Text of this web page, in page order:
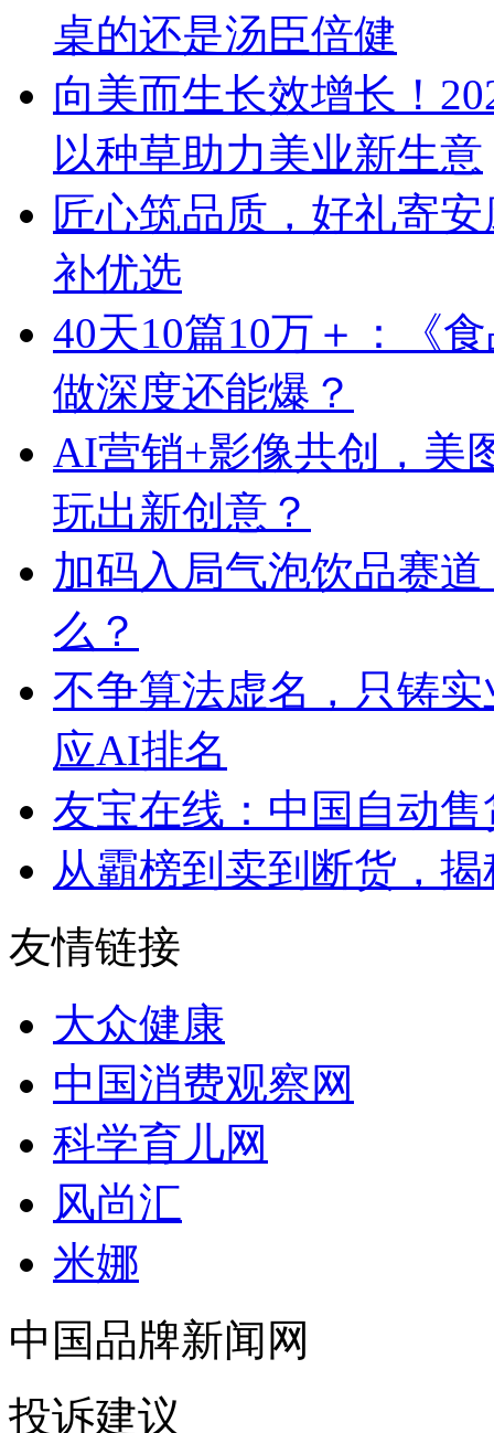
桌的还是汤臣倍健
向美而生长效增长！
以种草助力美业新生意
匠心筑品质，好礼寄
补优选
40天10篇10万＋：《
做深度还能爆？
AI营销+影像共创，美
玩出新创意？
加码入局气泡饮品赛
么？
不争算法虚名，只铸
应AI排名
友宝在线：中国自动
从霸榜到卖到断货，
友情链接
大众健康
中国消费观察网
科学育儿网
风尚汇
米娜
中国品牌新闻网
投诉建议